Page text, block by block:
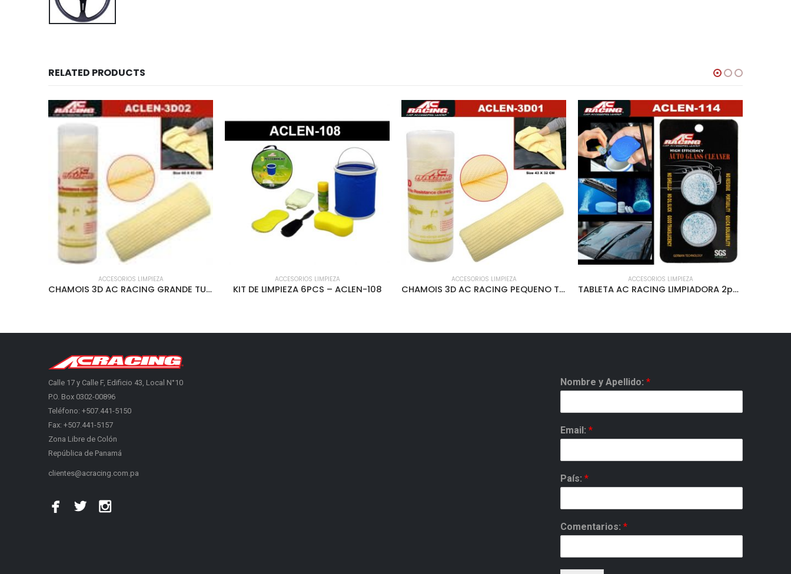
RELATED PRODUCTS
ACCESORIOS LIMPIEZA
CHAMOIS 3D AC RACING GRANDE TUBO PLASTICO CLEAR – ACLEN-3D02
ACCESORIOS LIMPIEZA
KIT DE LIMPIEZA 6PCS – ACLEN-108
ACCESORIOS LIMPIEZA
CHAMOIS 3D AC RACING PEQUENO TUBO PLASTICO CLEAR – ACLEN-3D01
ACCESORIOS LIMPIEZA
TABLETA AC RACING LIMPIADORA 2pcs PARA PARABRISAS – ACLEN-114
Calle 17 y Calle F, Edificio 43, Local N°10
P.O. Box 0302-00896
Teléfono: +507.441-5150
Fax: +507.441-5157
Zona Libre de Colón
República de Panamá
clientes@acracing.com.pa
Nombre y Apellido: *
Email: *
País: *
Comentarios: *